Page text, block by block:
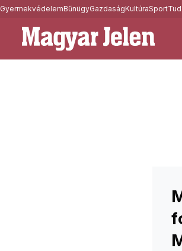
GyermekvédelemBűnügyGazdaságKultúraSport